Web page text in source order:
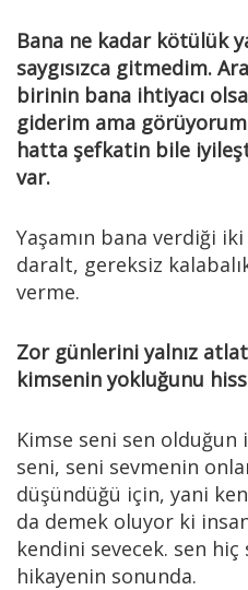
Bana ne kadar kötülük
saygısızca gitmedim.
birinin bana ihtiyacı
giderim ama görüyorum
hatta şefkatin bile
var.
Yaşamın bana verdiği
daralt, gereksiz
verme.
Zor günlerini yalnız
kimsenin yokluğunu
Kimse seni sen olduğun
seni, seni sevmenin
düşündüğü için, yani
da demek oluyor ki
kendini sevecek. sen hiç
hikayenin sonunda.